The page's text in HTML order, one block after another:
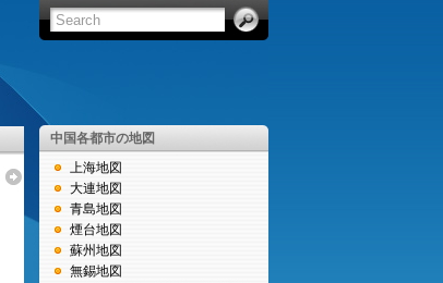
中国各都市の地図
上海地図
大連地図
青島地図
煙台地図
蘇州地図
無錫地図